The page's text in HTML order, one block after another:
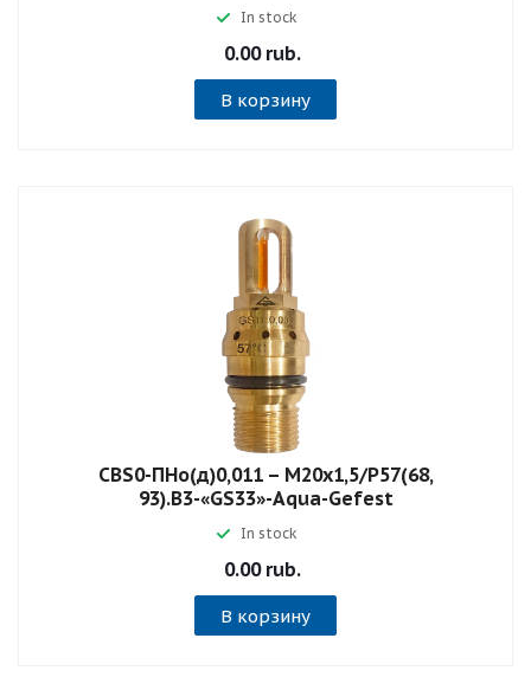
In stock
0.00 rub.
В корзину
СВS0-ПНо(д)0,011 – М20х1,5/Р57(68,
93).В3-«GS33»-Aqua-Gefest
In stock
0.00 rub.
В корзину